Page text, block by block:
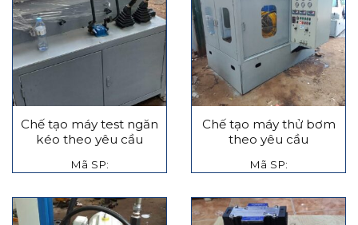
Chế tạo máy test ngăn
kéo theo yêu cầu
Mã SP:
Chế tạo máy thử bơm
theo yêu cầu
Mã SP: